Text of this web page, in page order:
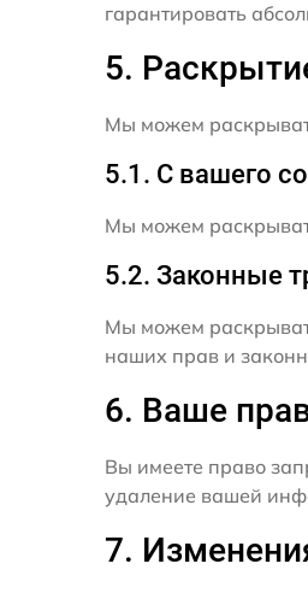
гарантировать
5.
Мы можем
5.1. С вашего
Мы можем
5.2. Законные
Мы можем
наших прав и
6. Ваше
Вы имеете право
удаление вашей
7.